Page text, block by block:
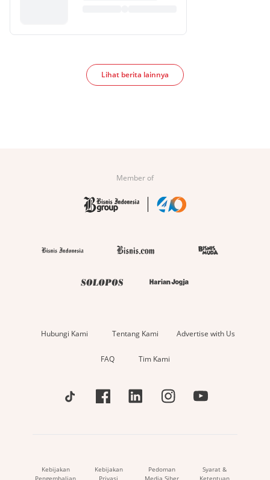
Lihat berita lainnya
Member of
Hubungi Kami Tentang Kami Advertise with Us
FAQ Tim Kami
Kebijakan
Pengembalian
Kebijakan
Privasi
Pedoman
Media Siber
Syarat &
Ketentuan